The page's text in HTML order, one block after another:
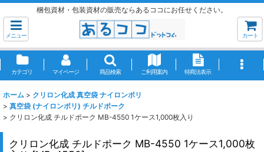
梱包資材・包装資材の販売ならあるココにお任せください。
メニュー カート
カテゴリ マイページ 商品検索 ご利用案内 特商法表示
ホーム > クリロン化成 真空袋 ナイロンポリ
> 真空袋 (ナイロンポリ) チルドポーク
> クリロン化成 チルドポーク MB-4550 1ケース1,000枚入り
クリロン化成 チルドポーク MB-4550 1ケース1,000枚